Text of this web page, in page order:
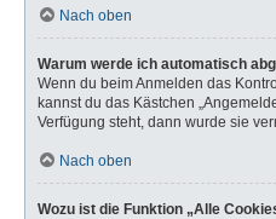
Nach oben
Warum werde ich automatisch
Wenn du beim Anmelden das
kannst du das Kästchen
Verfügung steht, dann wurde sie
Nach oben
Wozu ist die Funktion „Alle